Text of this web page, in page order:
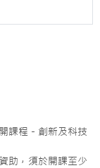
課程 - 創新及科技
助，須於開課至少